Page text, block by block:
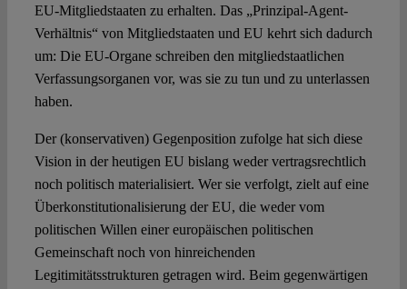
EU-Mitgliedstaaten zu erhalten. Das „Prinzipal-Agent-
Verhältnis“ von Mitgliedstaaten und EU kehrt sich dadurch
um: Die EU-Organe schreiben den mitgliedstaatlichen
Verfassungsorganen vor, was sie zu tun und zu unterlassen
haben.
Der (konservativen) Gegenposition zufolge hat sich diese
Vision in der heutigen EU bislang weder vertragsrechtlich
noch politisch materialisiert. Wer sie verfolgt, zielt auf eine
Überkonstitutionalisierung der EU, die weder vom
politischen Willen einer europäischen politischen
Gemeinschaft noch von hinreichenden
Legitimitätsstrukturen getragen wird. Beim gegenwärtigen